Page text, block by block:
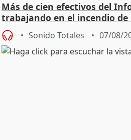
Más de cien efectivos del
trabajando en el incendio de
Sonido Totales 07/08/